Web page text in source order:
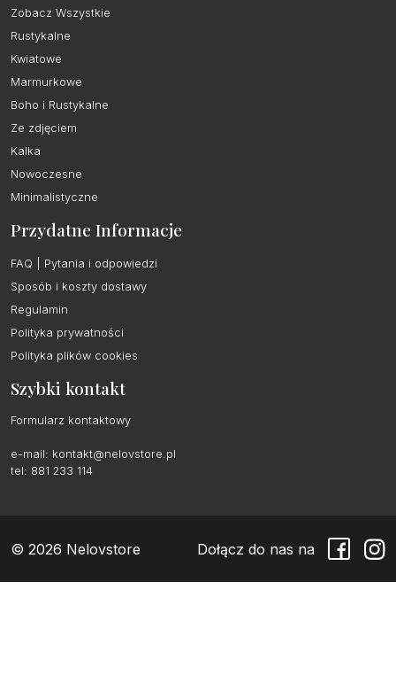
Zobacz Wszystkie
Rustykalne
Kwiatowe
Marmurkowe
Boho i Rustykalne
Ze zdjęciem
Kalka
Nowoczesne
Minimalistyczne
Przydatne Informacje
FAQ | Pytania i odpowiedzi
Sposób i koszty dostawy
Regulamin
Polityka prywatności
Polityka plików cookies
Szybki kontakt
Formularz kontaktowy
e-mail: kontakt@nelovstore.pl
tel: 881 233 114
© 2026 Nelovstore Dołącz do nas na